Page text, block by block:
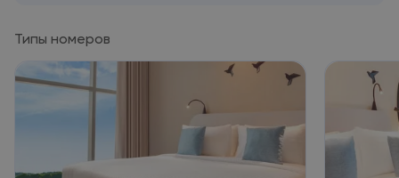
подключиться к бесплатному Wi-Fi. В номерах в The District
Hotel, Jumeirah Dubai установлен кондиционер, сейф и
телевизор с плоским экраном. Среди прочих удобств —
письменный стол и чайник, а также собственная ванная
бесплатные туалетно-косметические принадлежности и
фен. Гостям The District Hotel, Jumeirah Dubai
предоставляются постельное белье и полотенца. Для
Типы номеров